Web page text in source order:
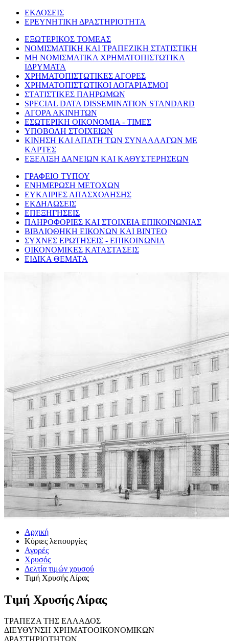
ΕΚΔΟΣΕΙΣ
ΕΡΕΥΝΗΤΙΚΗ ΔΡΑΣΤΗΡΙΟΤΗΤΑ
ΕΞΩΤΕΡΙΚΟΣ ΤΟΜΕΑΣ
ΝΟΜΙΣΜΑΤΙΚΗ ΚΑΙ ΤΡΑΠΕΖΙΚΗ ΣΤΑΤΙΣΤΙΚΗ
ΜΗ ΝΟΜΙΣΜΑΤΙΚΑ ΧΡΗΜΑΤΟΠΙΣΤΩΤΙΚΑ
ΙΔΡΥΜΑΤΑ
ΧΡΗΜΑΤΟΠΙΣΤΩΤΙΚΕΣ ΑΓΟΡΕΣ
ΧΡΗΜΑΤΟΠΙΣΤΩΤΙΚΟΙ ΛΟΓΑΡΙΑΣΜΟΙ
ΣΤΑΤΙΣΤΙΚΕΣ ΠΛΗΡΩΜΩΝ
SPECIAL DATA DISSEMINATION STANDARD
ΑΓΟΡΑ ΑΚΙΝΗΤΩΝ
ΕΣΩΤΕΡΙΚΗ ΟΙΚΟΝΟΜΙΑ - ΤΙΜΕΣ
ΥΠΟΒΟΛΗ ΣΤΟΙΧΕΙΩΝ
ΚΙΝΗΣΗ ΚΑΙ ΑΠΑΤΗ ΤΩΝ ΣΥΝΑΛΛΑΓΩΝ ΜΕ
ΚΑΡΤΕΣ
ΕΞΕΛΙΞΗ ΔΑΝΕΙΩΝ ΚΑΙ ΚΑΘΥΣΤΕΡΗΣΕΩΝ
ΓΡΑΦΕΙΟ ΤΥΠΟΥ
ΕΝΗΜΕΡΩΣΗ ΜΕΤΟΧΩΝ
ΕΥΚΑΙΡΙΕΣ ΑΠΑΣΧΟΛΗΣΗΣ
ΕΚΔΗΛΩΣΕΙΣ
ΕΠΕΞΗΓΗΣΕΙΣ
ΠΛΗΡΟΦΟΡΙΕΣ ΚΑΙ ΣΤΟΙΧΕΙΑ ΕΠΙΚΟΙΝΩΝΙΑΣ
ΒΙΒΛΙΟΘΗΚΗ ΕΙΚΟΝΩΝ ΚΑΙ ΒΙΝΤΕΟ
ΣΥΧΝΕΣ ΕΡΩΤΗΣΕΙΣ - ΕΠΙΚΟΙΝΩΝΙΑ
ΟΙΚΟΝΟΜΙΚΕΣ ΚΑΤΑΣΤΑΣΕΙΣ
ΕΙΔΙΚΑ ΘΕΜΑΤΑ
Αρχική
Κύριες λειτουργίες
Αγορές
Χρυσός
Δελτία τιμών χρυσού
Τιμή Χρυσής Λίρας
Τιμή Χρυσής Λίρας
ΤΡΑΠΕΖΑ ΤΗΣ ΕΛΛΑΔΟΣ
ΔΙΕΥΘΥΝΣΗ ΧΡΗΜΑΤΟΟΙΚΟΝΟΜΙΚΩΝ